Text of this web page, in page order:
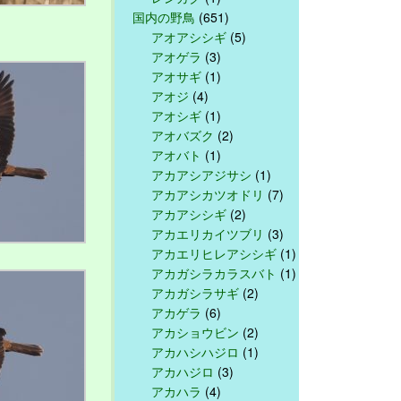
国内の野鳥 (651)
アオアシシギ (5)
アオゲラ (3)
アオサギ (1)
アオジ (4)
アオシギ (1)
アオバズク (2)
アオバト (1)
アカアシアジサシ (1)
アカアシカツオドリ (7)
アカアシシギ (2)
アカエリカイツブリ (3)
アカエリヒレアシシギ (1)
アカガシラカラスバト (1)
アカガシラサギ (2)
アカゲラ (6)
アカショウビン (2)
アカハシハジロ (1)
アカハジロ (3)
アカハラ (4)